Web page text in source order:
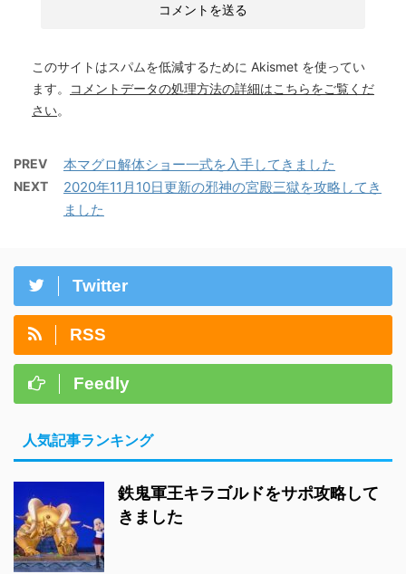
このサイトはスパムを低減するために Akismet を使ってい
ます。
コメントデータの処理方法の詳細はこちらをご覧くだ
さい。
PREV 本マグロ解体ショー一式を入手してきました
NEXT
2020年11月10日更新の邪神の宮殿三獄を攻略してき
ました
Twitter
RSS
Feedly
人気記事ランキング
鉄鬼軍王キラゴルドをサポ攻略して
きました